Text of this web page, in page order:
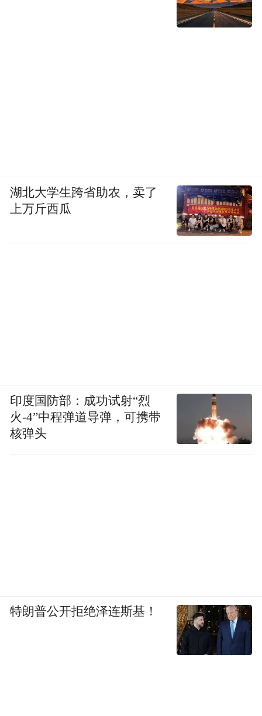
湖北大学生跨省助农，卖了
上万斤西瓜
印度国防部：成功试射“烈
火-4”中程弹道导弹，可携带
核弹头
特朗普公开拒绝泽连斯基！